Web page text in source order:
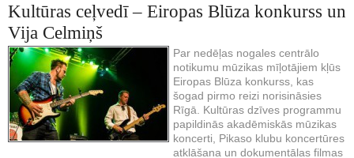
Kultūras ceļvedī – Eiropas Blūza konkurss un
Vija Celmiņš
Par nedēļas nogales centrālo
notikumu mūzikas mīļotājiem kļūs
Eiropas Blūza konkurss, kas
šogad pirmo reizi norisināsies
Rīgā. Kultūras dzīves programmu
papildinās akadēmiskās mūzikas
koncerti, Pikaso klubu koncertūres
atklāšana un dokumentālas filmas